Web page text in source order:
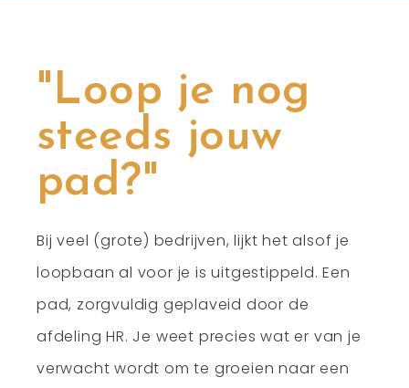
"Loop je nog
steeds jouw
pad?"
Bij veel (grote) bedrijven, lijkt het alsof je
loopbaan al voor je is uitgestippeld. Een
pad, zorgvuldig geplaveid door de
afdeling HR. Je weet precies wat er van je
verwacht wordt om te groeien naar een